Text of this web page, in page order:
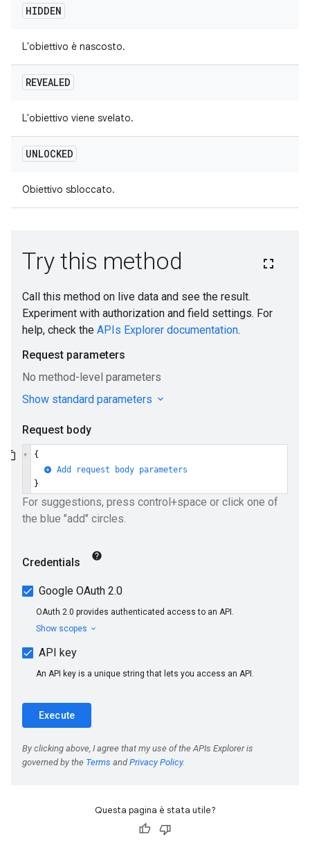
HIDDEN
L'obiettivo è nascosto.
REVEALED
L'obiettivo viene svelato.
UNLOCKED
Obiettivo sbloccato.
Questa pagina è stata utile?